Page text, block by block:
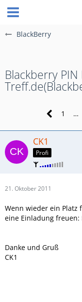
BlackBerry
Blackberry
1 …
CK1
Profi
21. Oktober 2011
Wenn wieder ein
eine Einladung freuen:
Danke und Gruß
CK1